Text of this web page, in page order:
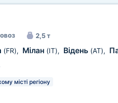
2,5 т
(FR), Мілан (IT), Відень (AT),
місті регіону